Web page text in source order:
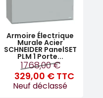
Armoire Électrique
Murale Acier
SCHNEIDER PanelSET
PLM 1 Porte...
1768,00 €
329,00 € TTC
Neuf déclassé